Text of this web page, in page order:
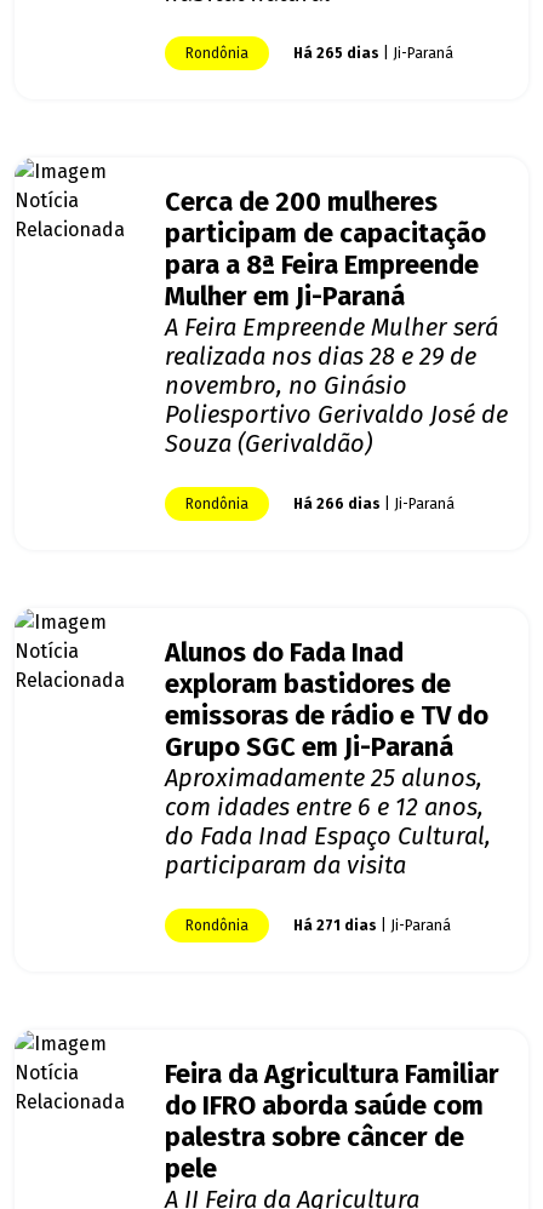
Rondônia Há 265 dias | Ji-Paraná
Cerca de 200 mulheres
participam de capacitação
para a 8ª Feira Empreende
Mulher em Ji-Paraná
A Feira Empreende Mulher será
realizada nos dias 28 e 29 de
novembro, no Ginásio
Poliesportivo Gerivaldo José de
Souza (Gerivaldão)
Rondônia Há 266 dias | Ji-Paraná
Alunos do Fada Inad
exploram bastidores de
emissoras de rádio e TV do
Grupo SGC em Ji-Paraná
Aproximadamente 25 alunos,
com idades entre 6 e 12 anos,
do Fada Inad Espaço Cultural,
participaram da visita
Rondônia Há 271 dias | Ji-Paraná
Feira da Agricultura Familiar
do IFRO aborda saúde com
palestra sobre câncer de
pele
A II Feira da Agricultura